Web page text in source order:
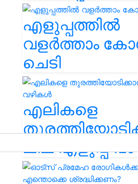
എളുപ്പത്തിൽ
വളർത്താം
ചെടി
എലികളെ
ചില എളുപ്പ